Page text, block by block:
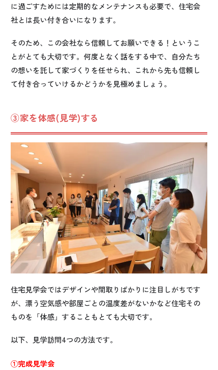
に過ごすためには定期的なメンテナンスも必要で、住宅会
社とは長い付き合いになります。
そのため、この会社なら信頼してお願いできる！というこ
とがとても大切です。何度となく話をする中で、自分たち
の想いを託して家づくりを任せられ、これから先も信頼し
て付き合っていけるかどうかを見極めましょう。
③家を体感(見学)する
住宅見学会ではデザインや間取りばかりに注目しがちです
が、漂う空気感や部屋ごとの温度差がないかなど住宅その
ものを「体感」することもとても大切です。
以下、見学訪問4つの方法です。
①完成見学会